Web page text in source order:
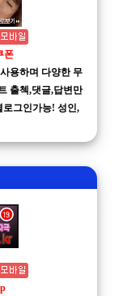
폰
용하며 다양한 무
출첵,댓글,답변만
그인가능! 성인,